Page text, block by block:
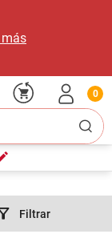
más
0
Filtrar
MÁS BUSCADOS